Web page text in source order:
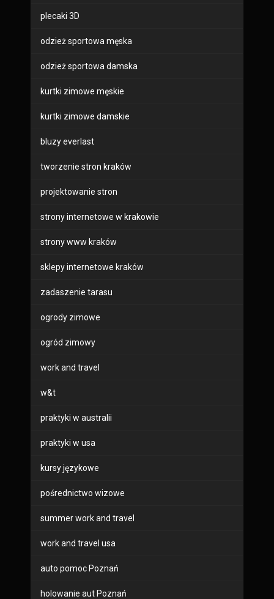
plecaki 3D
odzież sportowa męska
odzież sportowa damska
kurtki zimowe męskie
kurtki zimowe damskie
bluzy everlast
tworzenie stron kraków
projektowanie stron
strony internetowe w krakowie
strony www kraków
sklepy internetowe kraków
zadaszenie tarasu
ogrody zimowe
ogród zimowy
work and travel
w&t
praktyki w australii
praktyki w usa
kursy językowe
pośrednictwo wizowe
summer work and travel
work and travel usa
auto pomoc Poznań
holowanie aut Poznań